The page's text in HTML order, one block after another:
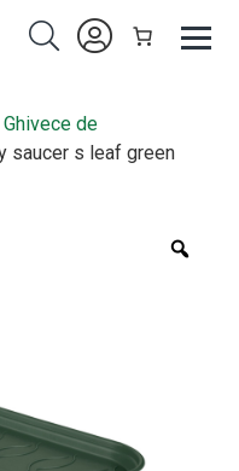
Ghivece de
saucer s leaf green